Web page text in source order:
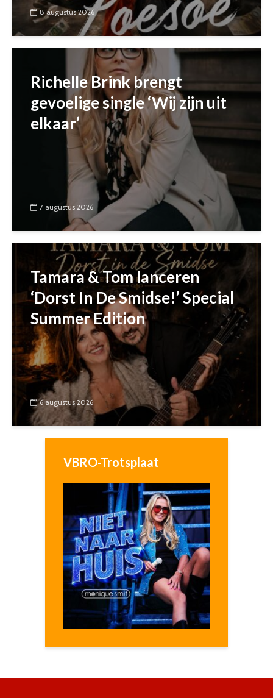
8 augustus 2026
Richelle Brink brengt
gevoelige single ‘Wij zijn uit
elkaar’
7 augustus 2026
Tamara & Tom lanceren
‘Dorst In De Smidse!’ Special
Summer Edition
6 augustus 2026
VBRO-Trotsplaat